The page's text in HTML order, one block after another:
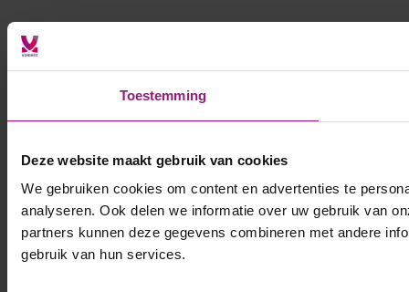
Toestemming
Deze website maakt gebruik van cookies
We gebruiken cookies om content en advertenties te
analyseren. Ook delen we informatie over uw gebruik van
partners kunnen deze gegevens combineren met andere
gebruik van hun services.